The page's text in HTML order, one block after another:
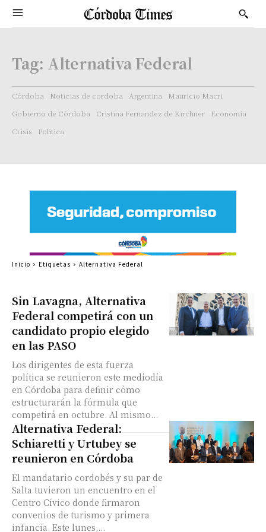
Tag: Alternativa Federal
Córdoba Noticias de cordoba Argentina
Mauricio Macri
Gobierno de Córdoba
Cristina Fernandez de Kirchner
Economía
Crisis
Politica
Sin Lavagna, Alternativa
Federal competirá con un
candidato propio elegido
en las PASO
Los dirigentes de esta fuerza
política se reunieron este mediodía
en Córdoba para definir cómo
estructurarán la fórmula que
competirá en octubre. Al mismo...
Alternativa Federal:
Schiaretti y Urtubey se
reunieron en Córdoba
El mandatario cordobés y su par de
Salta tuvieron un encuentro en el
Centro Cívico donde firmaron
convenios de turismo y primera
infancia. Este lunes,...
Inicio Etiquetas Alternativa Federal